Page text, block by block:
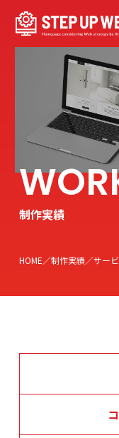
制作実績
HOME 制作実績 サー